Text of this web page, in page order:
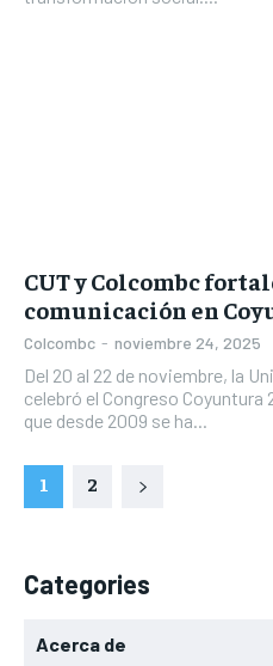
CUT y Colcombc
comunicación en
Colcombc - noviembre 24, 2025
Del 20 al 22 de noviembre, la
celebró el Congreso
que desde 2009 se ha...
1 2
Categories
Acerca de